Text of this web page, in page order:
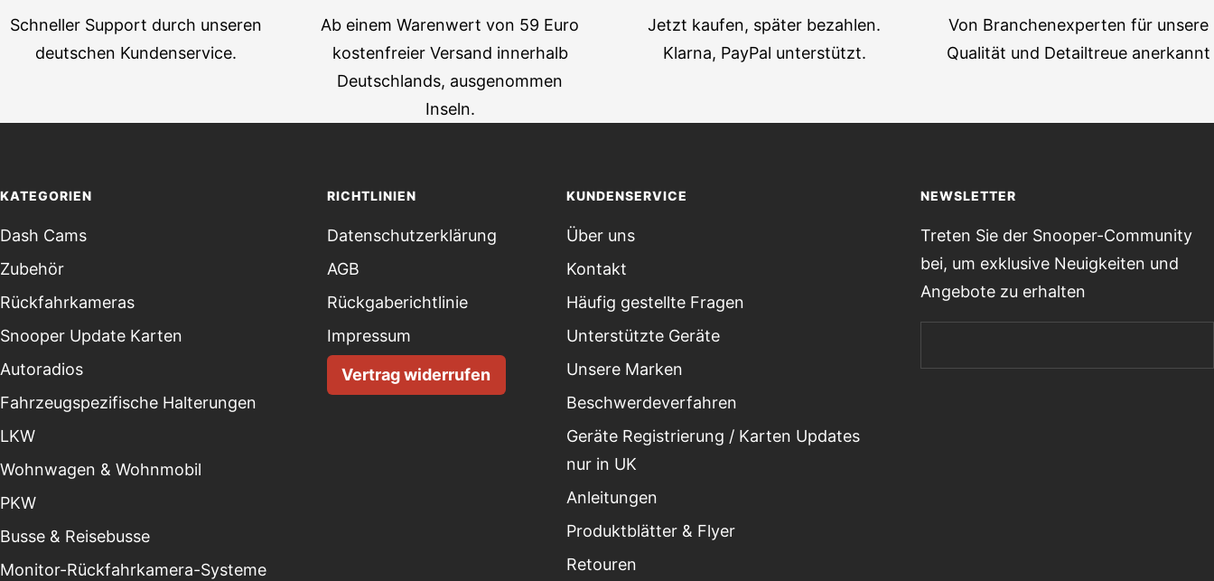
Schneller Support durch unseren
deutschen Kundenservice.
Ab einem Warenwert von 59 Euro
kostenfreier Versand innerhalb
Deutschlands, ausgenommen
Inseln.
Jetzt kaufen, später bezahlen.
Klarna, PayPal unterstützt.
Von Branchenexperten für unsere
Qualität und Detailtreue anerkannt
KATEGORIEN
Dash Cams
Zubehör
Rückfahrkameras
Snooper Update Karten
Autoradios
Fahrzeugspezifische Halterungen
LKW
Wohnwagen & Wohnmobil
PKW
Busse & Reisebusse
Monitor-Rückfahrkamera-Systeme
RICHTLINIEN
Datenschutzerklärung
AGB
Rückgaberichtlinie
Impressum
Vertrag widerrufen
KUNDENSERVICE
Über uns
Kontakt
Häufig gestellte Fragen
Unterstützte Geräte
Unsere Marken
Beschwerdeverfahren
Geräte Registrierung / Karten Updates
nur in UK
Anleitungen
Produktblätter & Flyer
Retouren
NEWSLETTER
Treten Sie der Snooper-Community
bei, um exklusive Neuigkeiten und
Angebote zu erhalten